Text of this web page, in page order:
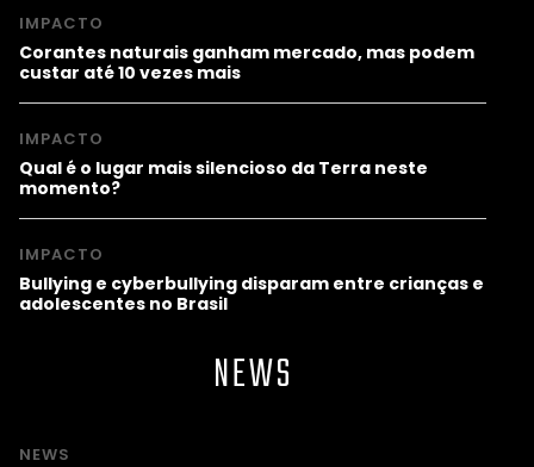
IMPACTO
Corantes naturais ganham mercado, mas podem
custar até 10 vezes mais
IMPACTO
Qual é o lugar mais silencioso da Terra neste
momento?
IMPACTO
Bullying e cyberbullying disparam entre crianças e
adolescentes no Brasil
NEWS
NEWS